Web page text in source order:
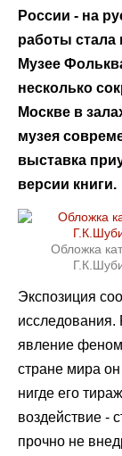
России - на
работы стала
Музее
несколько
Москве в
музея
выставка
версии книги.
Обложка
Экспозиция
исследования.
явление
стране мира
нигде его
воздействие -
прочно не